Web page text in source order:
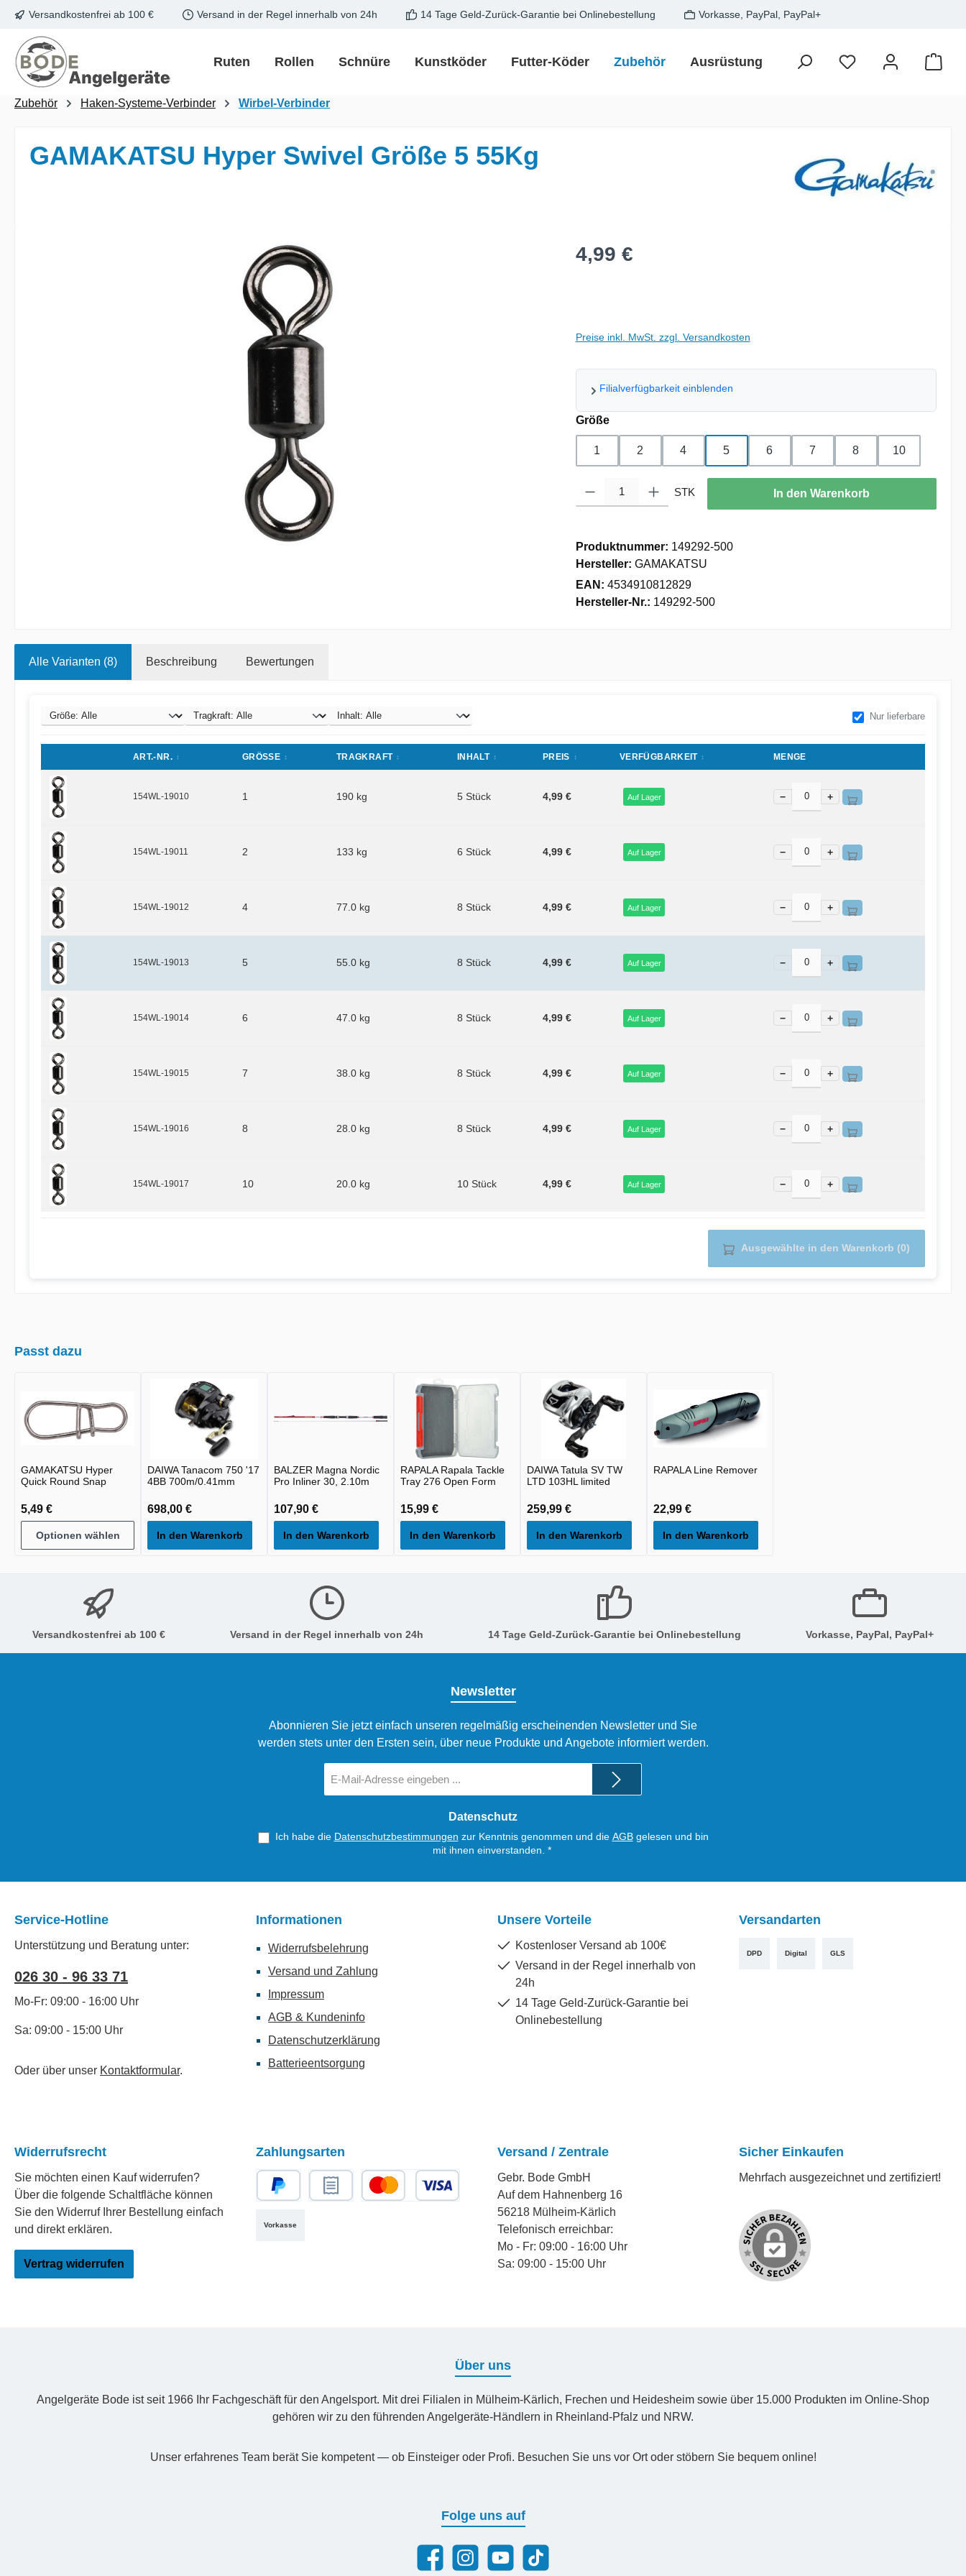
Hauptinhalt springen
Zur Suche springen
Zur Hauptnavigation springen
Versandkostenfrei ab 100 € Versand in der Regel innerhalb von 24h 14 Tage Geld-Zurück-Garantie bei Onlinebestellung Vorkasse, PayPal, PayPal+
Ruten Rollen Schnüre Kunstköder Futter-Köder Zubehör Ausrüstung Zielfisch SALE
Zubehör Haken-Systeme-Verbinder Wirbel-Verbinder
GAMAKATSU Hyper Swivel Größe 5 55Kg
Regulärer Preis:
4,99 €
Preise inkl. MwSt. zzgl. Versandkosten
Filialverfügbarkeit einblenden
Größeauswählen
1 2 4 5 6 7 8 10
Produkt Anzahl: Gib den gewünschten Wert ein oder benutze die Schaltflächen um
STK In den Warenkorb
Produktnummer: 149292-500
Hersteller: GAMAKATSU
EAN: 4534910812829
Hersteller-Nr.: 149292-500
Alle Varianten (8) Beschreibung Bewertungen
Nur lieferbare
ART.-NR. GRÖSSE TRAGKRAFT INHALT PREIS VERFÜGBARKEIT MENGE
154WL-19010 1 190 kg 5 Stück 4,99 € Auf Lager − +
154WL-19011 2 133 kg 6 Stück 4,99 € Auf Lager − +
154WL-19012 4 77.0 kg 8 Stück 4,99 € Auf Lager − +
154WL-19013 5 55.0 kg 8 Stück 4,99 € Auf Lager − +
154WL-19014 6 47.0 kg 8 Stück 4,99 € Auf Lager − +
154WL-19015 7 38.0 kg 8 Stück 4,99 € Auf Lager − +
154WL-19016 8 28.0 kg 8 Stück 4,99 € Auf Lager − +
154WL-19017 10 20.0 kg 10 Stück 4,99 € Auf Lager − +
Ausgewählte in den Warenkorb (0)
Passt dazu
GAMAKATSU Hyper
Quick Round Snap
5,49 €
Optionen wählen
DAIWA Tanacom 750 '17
4BB 700m/0.41mm
698,00 €
In den Warenkorb
BALZER Magna Nordic
Pro Inliner 30, 2.10m
107,90 €
In den Warenkorb
RAPALA Rapala Tackle
Tray 276 Open Form
15,99 €
In den Warenkorb
DAIWA Tatula SV TW
LTD 103HL limited
259,99 €
In den Warenkorb
RAPALA Line Remover
22,99 €
In den Warenkorb
Versandkostenfrei ab 100 € Versand in der Regel innerhalb von 24h 14 Tage Geld-Zurück-Garantie bei Onlinebestellung Vorkasse, PayPal, PayPal+
Newsletter
Abonnieren Sie jetzt einfach unseren regelmäßig erscheinenden Newsletter und Sie
werden stets unter den Ersten sein, über neue Produkte und Angebote informiert werden.
Mail-
Datenschutz
Ich habe die Datenschutzbestimmungen zur Kenntnis genommen und die AGBgelesen und bin
mit ihnen einverstanden. *
Service-Hotline
Unterstützung und Beratung unter:
026 30 - 96 33 71
Mo-Fr: 09:00 - 16:00 Uhr
Sa: 09:00 - 15:00 Uhr
Oder über unser Kontaktformular.
Informationen
Widerrufsbelehrung
Versand und Zahlung
Impressum
AGB & Kundeninfo
Datenschutzerklärung
Batterieentsorgung
Unsere Vorteile
Kostenloser Versand ab 100€
Versand in der Regel innerhalb von
24h
14 Tage Geld-Zurück-Garantie bei
Onlinebestellung
Versandarten
DPD Digital GLS
Widerrufsrecht
Sie möchten einen Kauf widerrufen?
Über die folgende Schaltfläche können
Sie den Widerruf Ihrer Bestellung einfach
und direkt erklären.
Vertrag widerrufen
Zahlungsarten
Vorkasse
Versand / Zentrale
Gebr. Bode GmbH
Auf dem Hahnenberg 16
56218 Mülheim-Kärlich
Telefonisch erreichbar:
Mo - Fr: 09:00 - 16:00 Uhr
Sa: 09:00 - 15:00 Uhr
Sicher Einkaufen
Mehrfach ausgezeichnet und zertifiziert!
Über uns
Angelgeräte Bode ist seit 1966 Ihr Fachgeschäft für den Angelsport. Mit drei Filialen in Mülheim-Kärlich, Frechen und Heidesheim sowie über 15.000 Produkten im Online-Shop
gehören wir zu den führenden Angelgeräte-Händlern in Rheinland-Pfalz und NRW.
Unser erfahrenes Team berät Sie kompetent — ob Einsteiger oder Profi. Besuchen Sie uns vor Ort oder stöbern Sie bequem online!
Folge uns auf
FacebookInstagramYouTubeTikTok